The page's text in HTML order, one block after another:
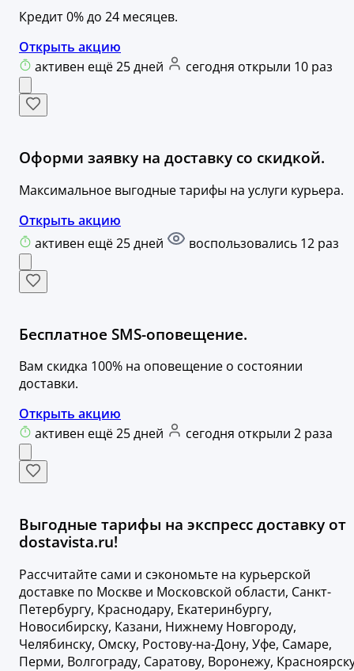
Кредит 0% до 24 месяцев.
Открыть акцию
активен ещё 25 дней
сегодня открыли 10 раз
Оформи заявку на доставку со скидкой.
Максимальное выгодные тарифы на услуги курьера.
Открыть акцию
активен ещё 25 дней
воспользовались 12 раз
Бесплатное SMS-оповещение.
Вам скидка 100% на оповещение о состоянии
доставки.
Открыть акцию
активен ещё 25 дней
сегодня открыли 2 раза
Выгодные тарифы на экспресс доставку от
dostavista.ru!
Рассчитайте сами и сэкономьте на курьерской
доставке по Москве и Московской области, Санкт-
Петербургу, Краснодару, Екатеринбургу,
Новосибирску, Казани, Нижнему Новгороду,
Челябинску, Омску, Ростову-на-Дону, Уфе, Самаре,
Перми, Волгограду, Саратову, Воронежу,